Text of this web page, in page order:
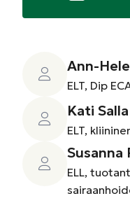
Ann-
ELT, Dip
Kati Salla
ELT,
Susanna
ELL,